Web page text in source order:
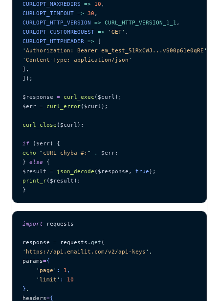
CURLOPT_MAXREDIRS => 10 ,
CURLOPT_TIMEOUT => 30 ,
CURLOPT_HTTP_VERSION => CURL_HTTP_VERSION_1_1 ,
CURLOPT_CUSTOMREQUEST => ' GET' ,
CURLOPT_HTTPHEADER => [
' Authorization: Bearer em_test_51RxCWJ...vS00p61e0qRE '
' Content-Type: application/json '
],
]);
$response = curl_exec ($curl );
$err = curl_error($curl );
curl_close ($curl );
if ( $err) {
echo " cURL chyba #: " . $err;
} else {
$result = json_decode ($ response , true );
print_r($ result );
}
import requests
response = requests. get (
' https://api.emailit.com/v2/api-keys ' ,
params={
    '
page ' : 1 ,
    '
limit ' : 10
} ,
headers={